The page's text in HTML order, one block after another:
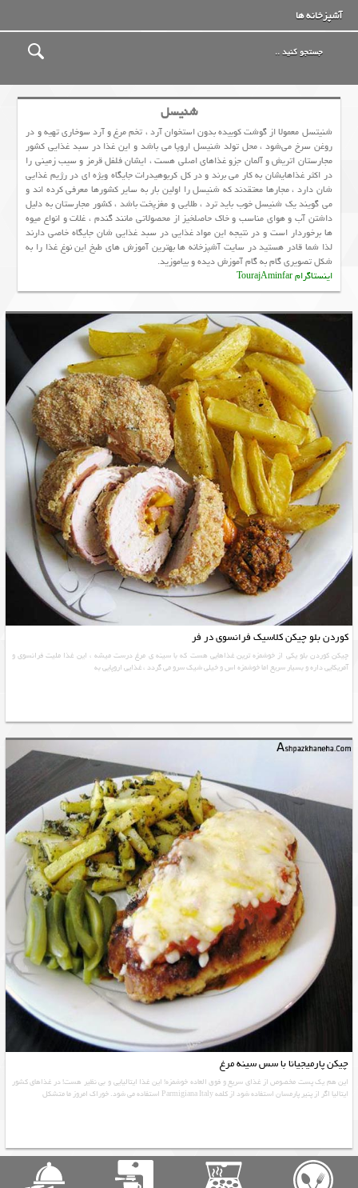
آشپزخانه ها
شنیسل
شنیتسل معمولا از گوشت کوبیده بدون استخوان آرد ، تخم مرغ و آرد سوخاری تهیه و در
روغن سرخ می‌شود ، محل تولد شنیسل اروپا می باشد و این غذا در سبد غذایی کشور
مجارستان اتریش و آلمان جزو غذاهای اصلی هست ، ایشان فلفل قرمز و سیب زمینی را
در اکثر غذاهایشان به کار می برند و در کل کربوهیدرات جایگاه ویژه ای در رژیم غذایی
شان دارد ، مجارها معتقدند که شنیسل را اولین بار به سایر کشورها معرفی کرده اند و
می گویند یک شنیسل خوب باید ترد ، طلایی و مغزپخت باشد ، کشور مجارستان به دلیل
داشتن آب و هوای مناسب و خاک حاصلخیز از محصولاتی مانند گندم ، غلات و انواع میوه
ها برخوردار است و در نتیجه این مواد غذایی در سبد غذایی شان جایگاه خاصی دارند
لذا شما قادر هستید در سایت آشپزخانه ها بهترین آموزش های طبخ این نوغ غذا را به
شکل تصویری گام به گام آموزش دیده و بیاموزید.
اینستاگرام TourajAminfar
کوردن بلو چیکن کلاسیک فرانسوی در فر
چیکن کوردن بلو یکی از خوشمزه ترین غذاهایی هست که با سینه ی مرغ درست میشه ، این غذا ملیت فرانسوی و
آمریکایی داره و بسیار سریع اما خوشمزه اس و خیلی شیک سرو می گردد ، غذایی اروپایی به
چیکن پارمیجیانا با سس سینه مرغ
این هم یک پست مخصوص از غذای سریع و فوق العاده خوشمزه! این غذا ایتالیایی و بی نظیر هست! در غذاهاي کشور
ایتالیا اگر از پنير پارمسان استفاده شود از كلمه Parmigiana Italy استفاده مي شود. خوراك امروز ما متشكل